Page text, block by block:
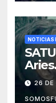
NOTICIAS
26